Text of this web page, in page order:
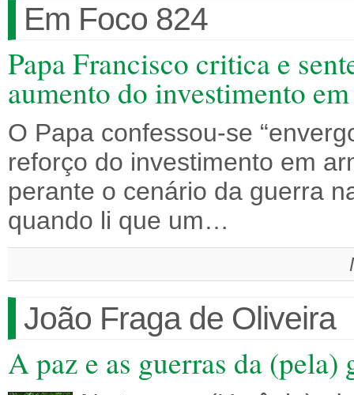
Em Foco 824
Papa Francisco critica e
aumento do investimento
O Papa confessou-se
reforço do investimento em
perante o cenário da guerra
quando li que um…
João Fraga de Oliveira
A paz e as guerras da (pela)